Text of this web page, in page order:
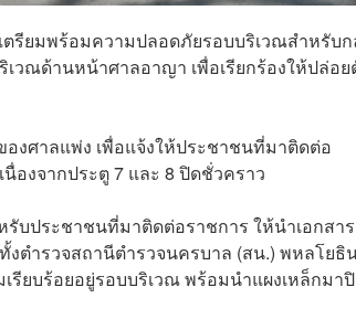
รียมพร้อมความปลอดภัยรอบบริเวณสำหรับ
วณด้านหน้าศาลอาญา เพื่อเรียกร้องให้ปล่อย
งศาลแพ่ง เพื่อแจ้งให้ประชาชนที่มาติดต่อ
องจากประตู 7 และ 8 ปิดชั่วคราว
บประชาชนที่มาติดต่อราชการ ให้นำเอกสาร
ตำรวจสถานีตำรวจนครบาล (สน.) พหลโยธิ
รียบร้อยอยู่รอบบริเวณ พร้อมนำแผงเหล็กมา